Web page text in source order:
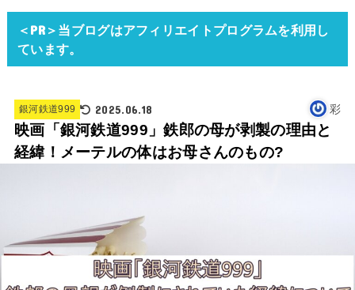
＜PR＞当ブログはアフィリエイトプログラムを利用し
ています。
銀河鉄道999 2025.06.18 彩
映画「銀河鉄道999」鉄郎の母が剥製の理由と
経緯！メーテルの体はお母さんのもの?